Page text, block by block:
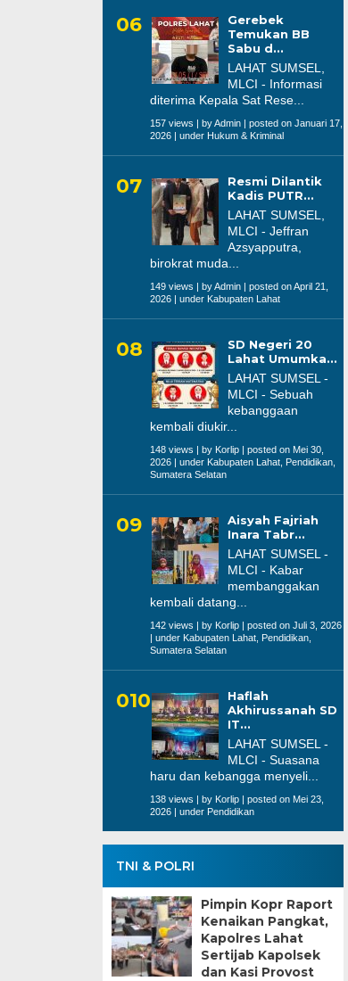
Gerebek
Temukan BB
Sabu d...
LAHAT SUMSEL,
MLCI - Informasi
diterima Kepala Sat Rese...
157 views | byAdmin| posted on Januari 17,
2026| under Hukum & Kriminal
Resmi Dilantik
Kadis PUTR...
LAHAT SUMSEL,
MLCI - Jeffran
Azsyapputra,
birokrat muda...
149 views | byAdmin| posted on April 21,
2026| under Kabupaten Lahat
SD Negeri 20
Lahat Umumka...
LAHAT SUMSEL -
MLCI - Sebuah
kebanggaan
kembali diukir...
148 views | by Korlip| posted on Mei 30,
2026| under Kabupaten Lahat, Pendidikan,
Sumatera Selatan
Aisyah Fajriah
Inara Tabr...
LAHAT SUMSEL -
MLCI - Kabar
membanggakan
kembali datang...
142 views | by Korlip| posted on Juli 3, 2026
| under Kabupaten Lahat, Pendidikan,
Sumatera Selatan
Haflah
Akhirussanah SD
IT...
LAHAT SUMSEL -
MLCI - Suasana
haru dan kebangga menyeli...
138 views | by Korlip| posted on Mei 23,
2026| under Pendidikan
TNI & POLRI
Pimpin Kopr Raport
Kenaikan Pangkat,
Kapolres Lahat
Sertijab Kapolsek
dan Kasi Provost